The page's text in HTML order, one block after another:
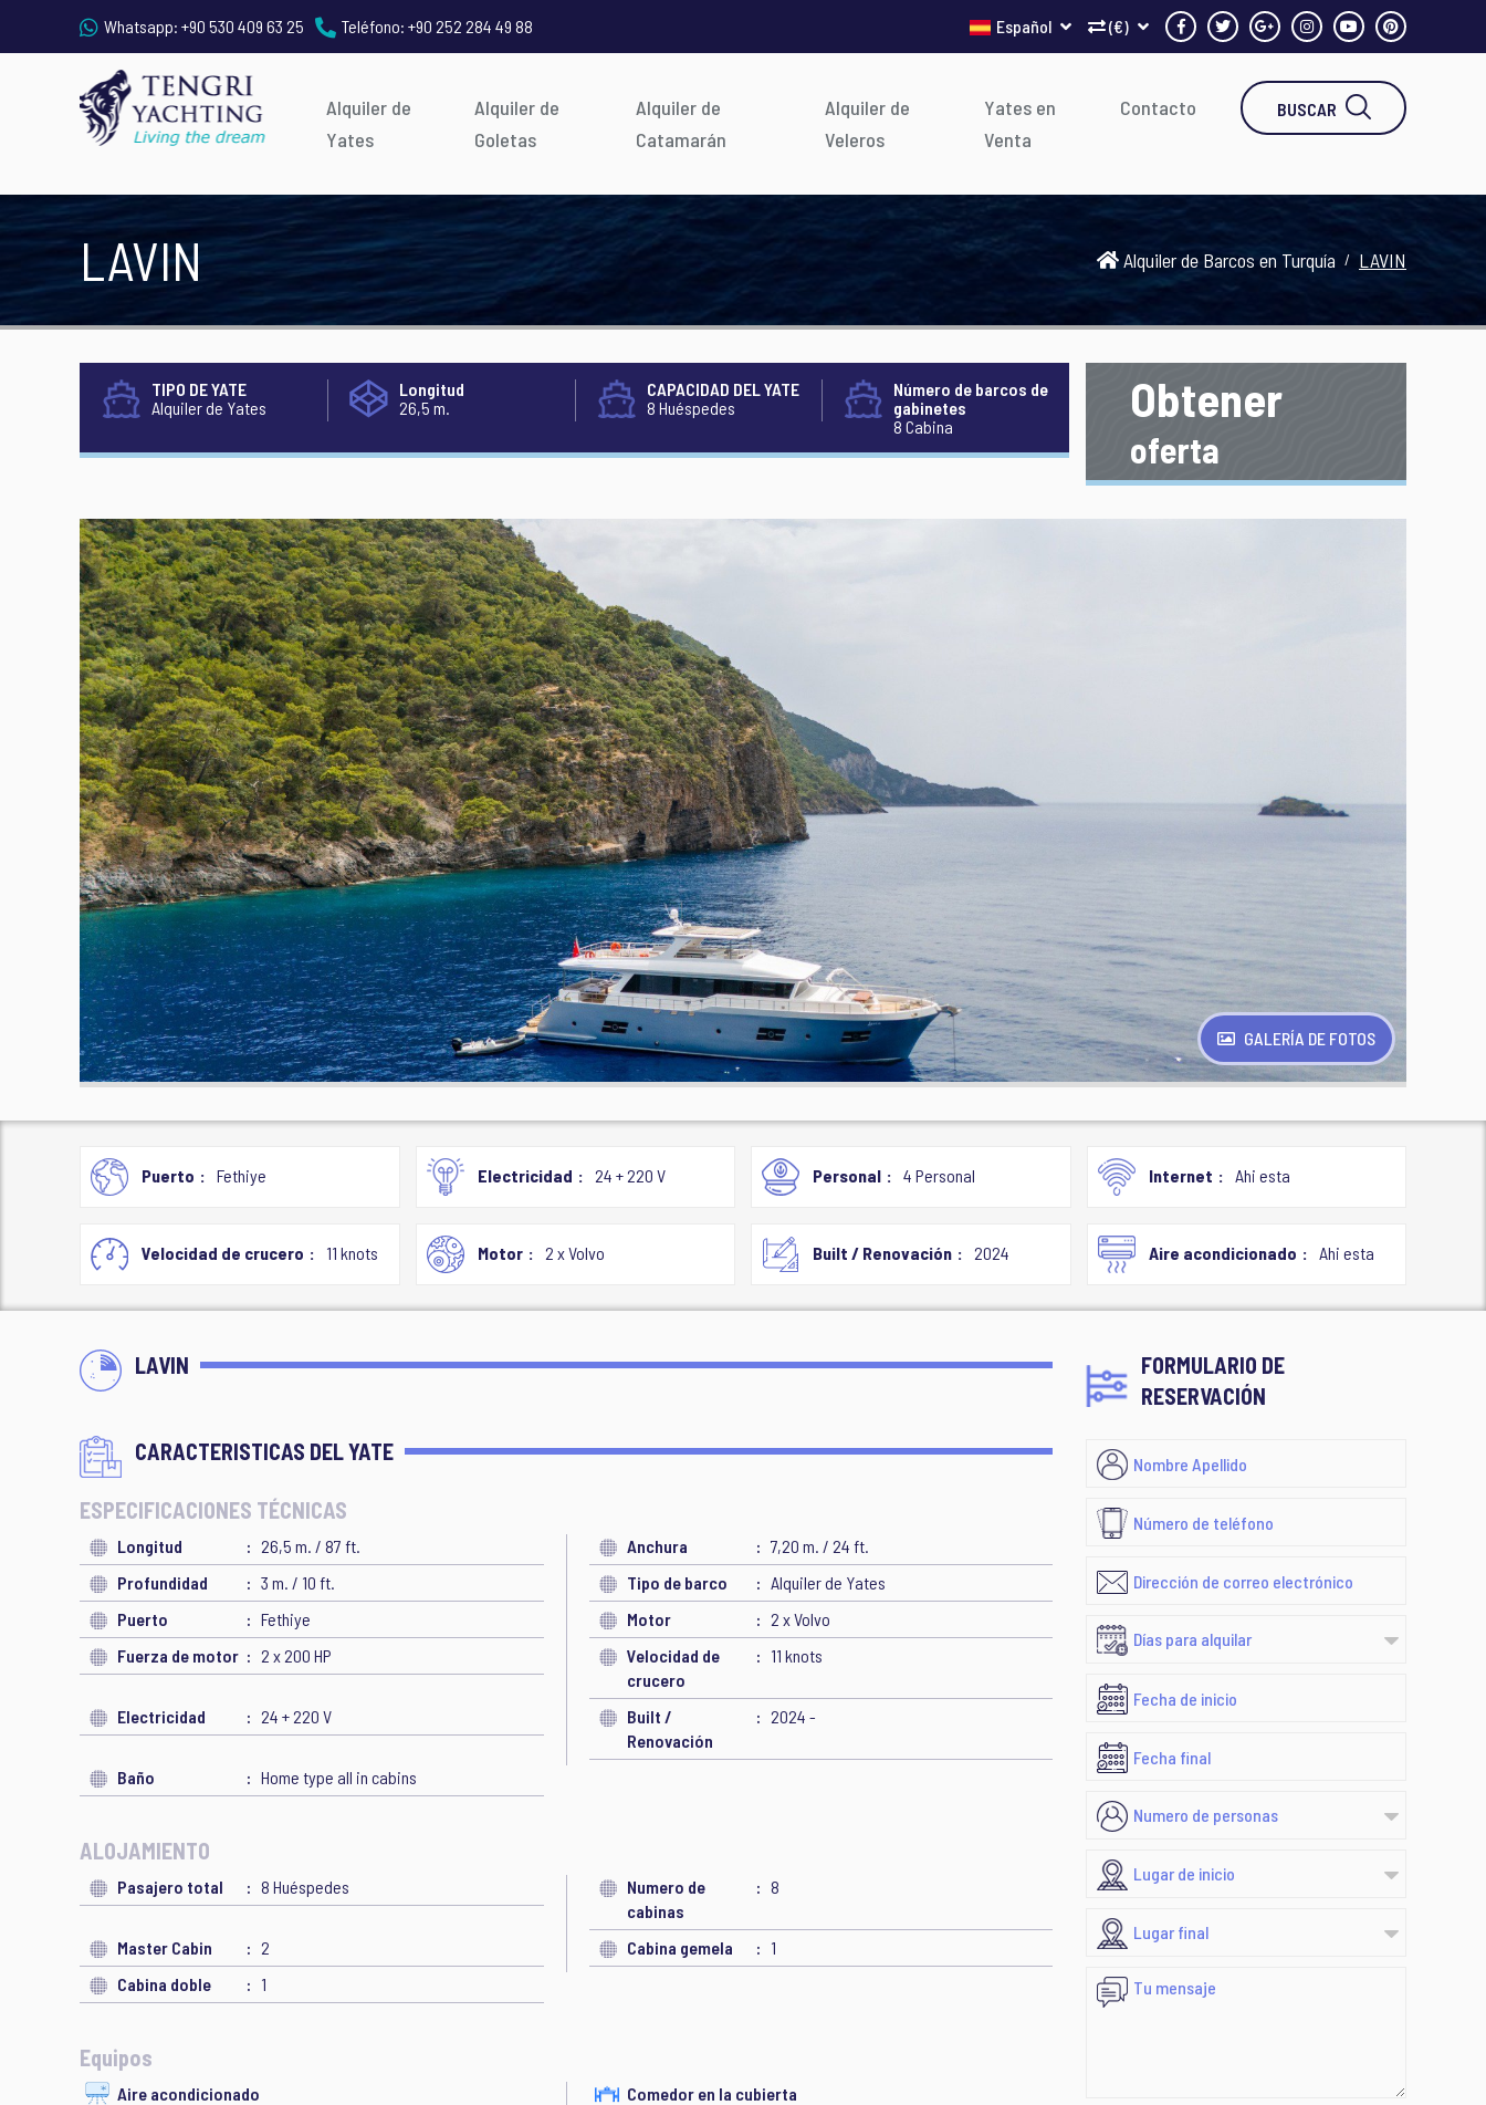
Whatsapp: +90 530 409 63 25 Teléfono: +90 252 284 49 88 (€)
Español
Alquiler de
Yates
Alquiler de
Goletas
Alquiler de
Catamarán
Alquiler de
Veleros
Yates en
Venta
Contacto BUSCAR
LAVIN Alquiler de Barcos en Turquía LAVIN
TIPO DE YATE
Alquiler de Yates
Longitud
26,5 m.
CAPACIDAD DEL YATE
8 Huéspedes
Número de barcos de
gabinetes
8 Cabina
Obtener
oferta
GALERÍA DE FOTOS
Puerto Fethiye Electricidad 24 + 220 V Personal 4 Personal Internet Ahi esta
Velocidad de crucero 11 knots Motor 2 x Volvo Built / Renovación 2024 Aire acondicionado Ahi esta
LAVIN
CARACTERISTICAS DEL YATE
ESPECIFICACIONES TÉCNICAS
Longitud 26,5 m. / 87 ft. Anchura
7,20 m. / 24 ft.
Profundidad
3 m. / 10 ft. Tipo de barco
Alquiler de Yates
Puerto
Fethiye Motor
2 x Volvo
Fuerza de motor
2 x 200 HP
Velocidad de
crucero
11 knots
Electricidad 24 + 220 V
Built /
Renovación
2024 -
Baño Home type all in cabins
ALOJAMIENTO
Pasajero total 8 Huéspedes
Numero de
cabinas
8
Master Cabin 2 Cabina gemela
1
Cabina doble
1
Equipos
Aire acondicionado
Comedor en la cubierta
FORMULARIO DE
RESERVACIÓN